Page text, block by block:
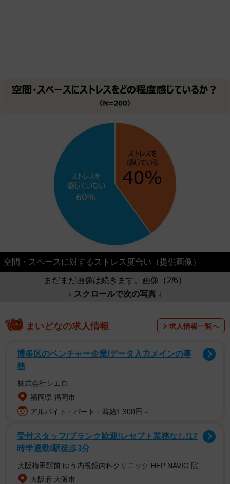
空間・スペースに対するストレス度合い（提供画像）
まだまだ画像は続きます。画像（2/6）
↓ スクロールで次の写真 ↓
まいどなの求人情報 求人情報一覧へ
博多区のベンチャー企業/データ入力メインの事
務
株式会社シエロ
福岡県 福岡市
アルバイト・パート：時給1,300円～
受付スタッフ/ブランク歓迎!レセプト業務なし!17
時半退勤!駅徒歩3分
大阪梅田駅前 ゆう内視鏡内科クリニック HEP NAVIO 院
大阪府 大阪市